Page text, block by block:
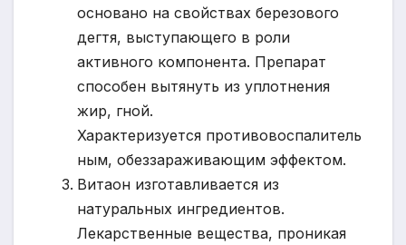
основано на свойствах березового
дегтя, выступающего в роли
активного компонента. Препарат
способен вытянуть из уплотнения
жир, гной.
Характеризуется противовоспалитель
ным, обеззараживающим эффектом.
Витаон изготавливается из
натуральных ингредиентов.
Лекарственные вещества, проникая